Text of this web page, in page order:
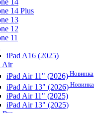
14
14 Plus
13
12
11
iPad A16 (2025)
Air
iPad Air 11" (2026) Новинка
iPad Air 13" (2026) Новинка
iPad Air 11" (2025)
iPad Air 13" (2025)